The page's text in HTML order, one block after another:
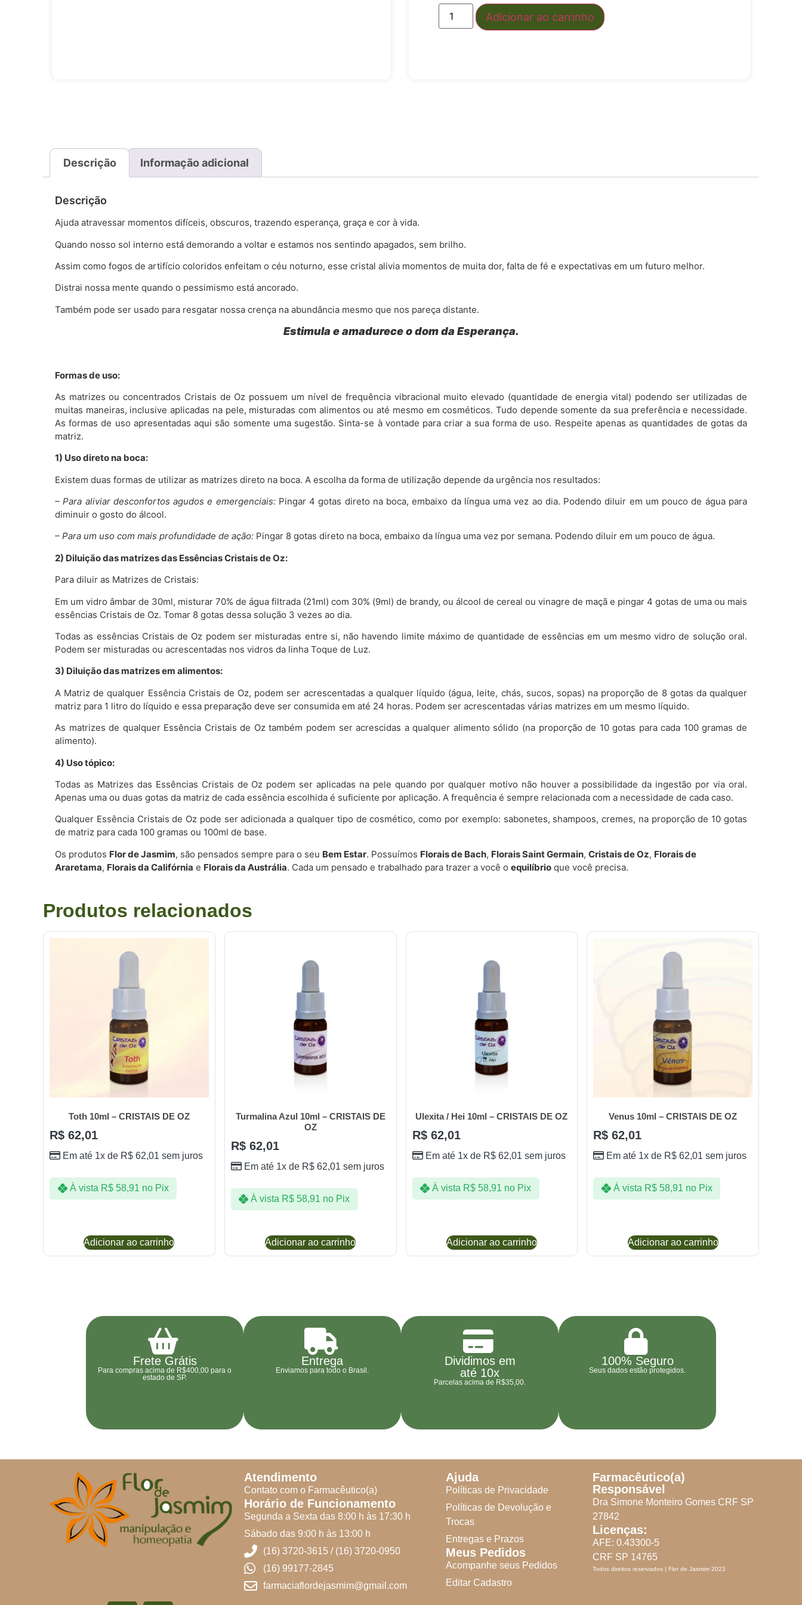
Adicionar ao carrinho
Descrição Informação adicional
Descrição
Ajuda atravessar momentos difíceis, obscuros, trazendo esperança, graça e cor à vida.
Quando nosso sol interno está demorando a voltar e estamos nos sentindo apagados, sem brilho.
Assim como fogos de artifício coloridos enfeitam o céu noturno, esse cristal alivia momentos de muita dor, falta de fé e expectativas em um futuro melhor.
Distrai nossa mente quando o pessimismo está ancorado.
Também pode ser usado para resgatar nossa crença na abundância mesmo que nos pareça distante.
Estimula e amadurece o dom da Esperança.
Formas de uso:
As matrizes ou concentrados Cristais de Oz possuem um nível de frequência vibracional muito elevado (quantidade de energia vital) podendo ser utilizadas de
muitas maneiras, inclusive aplicadas na pele, misturadas com alimentos ou até mesmo em cosméticos. Tudo depende somente da sua preferência e necessidade.
As formas de uso apresentadas aqui são somente uma sugestão. Sinta-se à vontade para criar a sua forma de uso. Respeite apenas as quantidades de gotas da
matriz.
1) Uso direto na boca:
Existem duas formas de utilizar as matrizes direto na boca. A escolha da forma de utilização depende da urgência nos resultados:
– Para aliviar desconfortos agudos e emergenciais:Pingar 4 gotas direto na boca, embaixo da língua uma vez ao dia. Podendo diluir em um pouco de água para
diminuir o gosto do álcool.
– Para um uso com mais profundidade de ação: Pingar 8 gotas direto na boca, embaixo da língua uma vez por semana. Podendo diluir em um pouco de água.
2) Diluição das matrizes das Essências Cristais de Oz:
Para diluir as Matrizes de Cristais:
Em um vidro âmbar de 30ml, misturar 70% de água filtrada (21ml) com 30% (9ml) de brandy, ou álcool de cereal ou vinagre de maçã e pingar 4 gotas de uma ou mais
essências Cristais de Oz. Tomar 8 gotas dessa solução 3 vezes ao dia.
Todas as essências Cristais de Oz podem ser misturadas entre si, não havendo limite máximo de quantidade de essências em um mesmo vidro de solução oral.
Podem ser misturadas ou acrescentadas nos vidros da linha Toque de Luz.
3) Diluição das matrizes em alimentos:
A Matriz de qualquer Essência Cristais de Oz, podem ser acrescentadas a qualquer líquido (água, leite, chás, sucos, sopas) na proporção de 8 gotas da qualquer
matriz para 1 litro do líquido e essa preparação deve ser consumida em até 24 horas. Podem ser acrescentadas várias matrizes em um mesmo líquido.
As matrizes de qualquer Essência Cristais de Oz também podem ser acrescidas a qualquer alimento sólido (na proporção de 10 gotas para cada 100 gramas de
alimento).
4) Uso tópico:
Todas as Matrizes das Essências Cristais de Oz podem ser aplicadas na pele quando por qualquer motivo não houver a possibilidade da ingestão por via oral.
Apenas uma ou duas gotas da matriz de cada essência escolhida é suficiente por aplicação. A frequência é sempre relacionada com a necessidade de cada caso.
Qualquer Essência Cristais de Oz pode ser adicionada a qualquer tipo de cosmético, como por exemplo: sabonetes, shampoos, cremes, na proporção de 10 gotas
de matriz para cada 100 gramas ou 100ml de base.
Os produtos Flor de Jasmim, são pensados sempre para o seu Bem Estar. Possuímos Florais de Bach, Florais Saint Germain, Cristais de Oz, Florais de
Araretama, Florais da Califórnia e Florais da Austrália. Cada um pensado e trabalhado para trazer a você o equilíbrio que você precisa.
Produtos relacionados
Toth 10ml – CRISTAIS DE OZ
R$ 62,01
Em até 1x de R$ 62,01 sem juros
À vista R$58,91 no Pix
Adicionar ao carrinho
Turmalina Azul 10ml – CRISTAIS DE
OZ
R$62,01
Em até 1x de R$62,01 sem juros
À vista R$ 58,91 no Pix
Adicionar ao carrinho
Ulexita / Hei 10ml – CRISTAIS DE OZ
R$62,01
Em até 1x de R$62,01 sem juros
À vista R$ 58,91 no Pix
Adicionar ao carrinho
Venus 10ml – CRISTAIS DE OZ
R$ 62,01
Em até 1x de R$ 62,01 sem juros
À vista R$58,91 no Pix
Adicionar ao carrinho
Frete Grátis
Para compras acima de R$400,00 para o
estado de SP.
Entrega
Enviamos para todo o Brasil.
Dividimos em
até 10x
Parcelas acima de R$35,00.
100% Seguro
Seus dados estão protegidos.
Atendimento
Contato com o Farmacêutico(a)
Horário de Funcionamento
Segunda a Sexta das 8:00 h às 17:30 h
Sábado das 9:00 h às 13:00 h
(16) 3720-3615 / (16) 3720-0950
(16) 99177-2845
farmaciaflordejasmim@gmail.com
Ajuda
Políticas de Privacidade
Políticas de Devolução e
Trocas
Entregas e Prazos
Meus Pedidos
Acompanhe seus Pedidos
Editar Cadastro
Farmacêutico(a)
Responsável
Dra Simone Monteiro Gomes CRF SP
27842
Licenças:
AFE: 0.43300-5
CRF SP 14765
Todos direitos reservados | Flor de Jasmim 2023